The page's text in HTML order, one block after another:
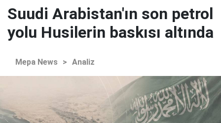
Suudi Arabistan'ın son petrol
yolu Husilerin baskısı altında
Mepa News > Analiz